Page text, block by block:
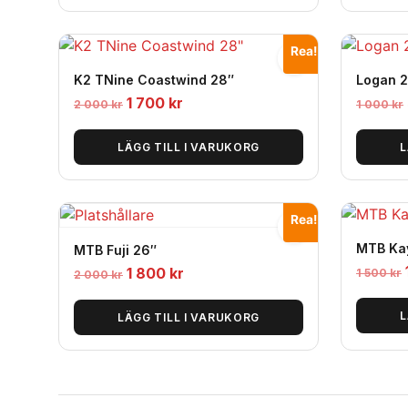
Rea!
K2 TNine Coastwind 28″
2 000kr Det
ursprungliga
priset
var:
000
1 700 kr
nuvarande
priset
är:
LÄGG TILL I VARUKORG
Logan
1 000kr
Rea!
MTB Fuji 26″
2 000kr Det
ursprungliga
priset
var:
1 800 kr
nuvarande
priset
är:
LÄGG TILL I VARUKORG
MTB
1 500kr